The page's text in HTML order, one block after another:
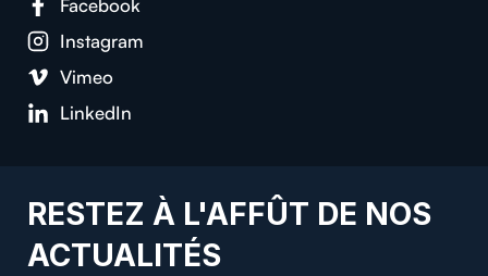
Facebook
Instagram
Vimeo
LinkedIn
RESTEZ À L'AFFÛT DE NOS
ACTUALITÉS